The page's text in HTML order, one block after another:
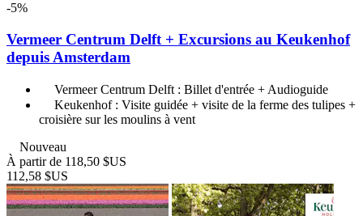
-5%
Vermeer Centrum Delft + Excursions au Keukenhof
depuis Amsterdam
Vermeer Centrum Delft : Billet d'entrée + Audioguide
Keukenhof : Visite guidée + visite de la ferme des tulipes +
croisière sur les moulins à vent
Nouveau
À partir de 118,50 $US
112,58 $US